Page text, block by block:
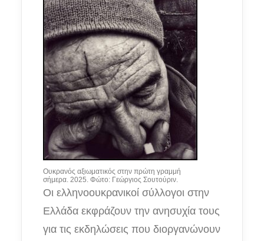
Ουκρανός αξιωματικός στην πρώτη γραμμή
σήμερα. 2025. Φώτο: Γεώργιος Σουτούριν.
Οι ελληνοουκρανικοί σύλλογοι στην
Ελλάδα εκφράζουν την ανησυχία τους
για τις εκδηλώσεις που διοργανώνουν